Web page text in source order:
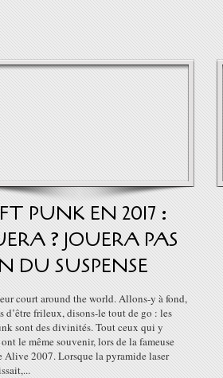
PUNK EN 2017 :
? JOUERA PAS
DU SUSPENSE
court around the world. Allons-y à fond,
d’être frileux, disons-le tout de go : les
sont des divinités. Tout ceux qui y
le même souvenir, lors de la fameuse
Alive 2007. Lorsque la pyramide laser